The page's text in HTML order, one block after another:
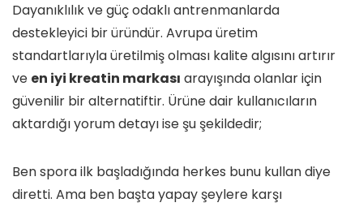
Dayanıklılık ve güç odaklı antrenmanlarda
destekleyici bir üründür. Avrupa üretim
standartlarıyla üretilmiş olması kalite algısını artırır
ve en iyi kreatin markası arayışında olanlar için
güvenilir bir alternatiftir. Ürüne dair kullanıcıların
aktardığı yorum detayı ise şu şekildedir;
Ben spora ilk başladığında herkes bunu kullan diye
diretti. Ama ben başta yapay şeylere karşı